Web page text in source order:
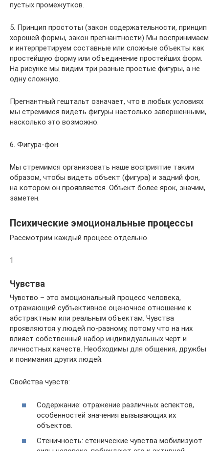
пустых промежутков.
5. Принцип простоты (закон содержательности, принцип
хорошей формы, закон прегнантности) Мы воспринимаем
и интерпретируем составные или сложные объекты как
простейшую форму или объединение простейших форм.
На рисунке мы видим три разные простые фигуры, а не
одну сложную.
Прегнантный гештальт означает, что в любых условиях
мы стремимся видеть фигуры настолько завершенными,
насколько это возможно.
6. Фигура-фон
Мы стремимся организовать наше восприятие таким
образом, чтобы видеть объект (фигура) и задний фон,
на котором он проявляется. Объект более ярок, значим,
заметен.
Психические эмоциональные процессы
Рассмотрим каждый процесс отдельно.
1
Чувства
Чувство – это эмоциональный процесс человека,
отражающий субъективное оценочное отношение к
абстрактным или реальным объектам. Чувства
проявляются у людей по-разному, потому что на них
влияет собственный набор индивидуальных черт и
личностных качеств. Необходимы для общения, дружбы
и понимания других людей.
Свойства чувств:
Содержание: отражение различных аспектов,
особенностей значения вызывающих их
объектов.
Стеничность: стенические чувства мобилизуют